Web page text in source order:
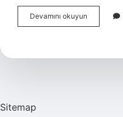
Devamını okuyun
Tek
Kadar
Sitemap